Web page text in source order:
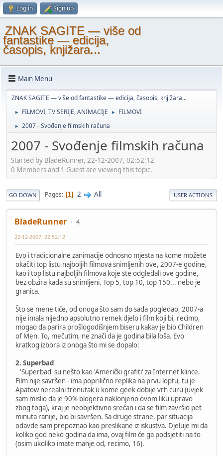
Log in Sign up
ZNAK SAGITE — više od
fantastike — edicija,
časopis, knjižara...
Main Menu
ZNAK SAGITE — više od fantastike — edicija, časopis, knjižara...
► FILMOVI, TV SERIJE, ANIMACIJE ► FILMOVI
► 2007 - Svođenje filmskih računa
2007 - Svođenje filmskih računa
Started by BladeRunner, 22-12-2007, 02:52:12
0 Members and 1 Guest are viewing this topic.
GO DOWN Pages 1 2 All USER ACTIONS
BladeRunner 4
22-12-2007, 02:52:12
Evo i tradicionalne zanimacije odnosno mjesta na kome možete
okačiti top listu najboljih filmova snimljenih ove, 2007-e godine,
kao i top listu najboljih filmova koje ste odgledali ove godine,
bez obzira kada su snimljeni. Top 5, top 10, top 150... nebo je
granica.
Što se mene tiče, od onoga što sam do sada pogledao, 2007-a
nije imala nijedno apsolutno remek djelo i film koji bi, recimo,
mogao da parira prošlogodišnjem biseru kakav je bio Children
of Men. To, mečutim, ne znači da je godina bila loša. Evo
kratkog izbora iz onoga što mi se dopalo:
2. Superbad
'Superbad' su nešto kao 'Američki grafiti' za Internet klince.
Film nije savršen - ima poprilično replika na prvu loptu, tu je
Apatow nerealni trenutak u kome geek dobije vrh curu (uvjek
sam mislio da je 90% blogera naklonjeno ovom liku upravo
zbog toga), kraj je neobjektivno srećan i da se film završio pet
minuta ranije, bio bi savršen. Sa druge strane, par situacija
odavde sam prepoznao kao preslikane iz iskustva. Djeluje mi da
koliko god neko godina da ima, ovaj film će ga podsjetiti na to
(osim ukoliko imate manje od, recimo, 16).